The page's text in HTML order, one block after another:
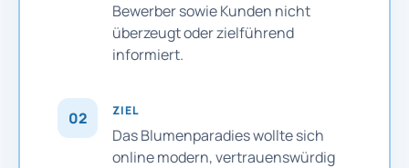
Bewerber sowie Kunden nicht
überzeugt oder zielführend
informiert.
02 ZIEL
Das Blumenparadies wollte sich
online modern, vertrauenswürdig